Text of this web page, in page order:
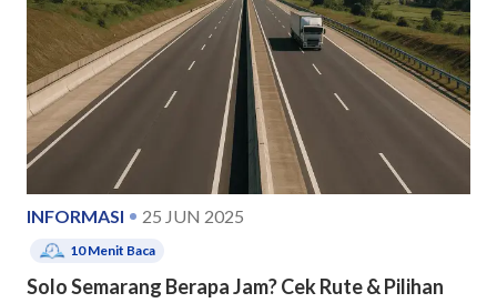
INFORMASI 25 JUN 2025
10Menit Baca
Solo Semarang Berapa Jam? Cek Rute & Pilihan